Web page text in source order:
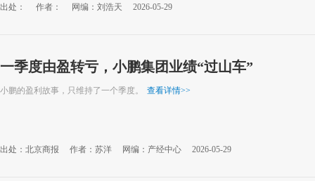
出处： 作者： 网编：刘浩天 2026-05-29
一季度由盈转亏，小鹏集团业绩“过山车”
小鹏的盈利故事，只维持了一个季度。 查看详情>>
出处：北京商报 作者：苏洋 网编：产经中心 2026-05-29